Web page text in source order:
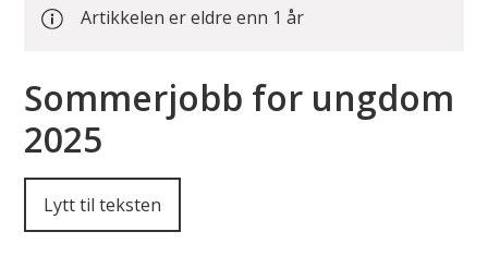
v
a
her:
Artikkelen er eldre enn 1 år
Sommerjobb for ungdom
2025
Lytt til teksten